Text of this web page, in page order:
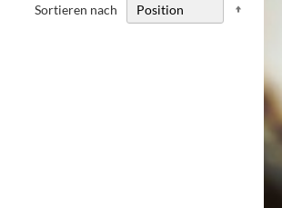
Sortieren nach